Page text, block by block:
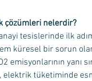
çözümleri nelerdir?
tesislerinde ilk
küresel bir sorun
emisyonlarının yanı
elektrik tüketiminde